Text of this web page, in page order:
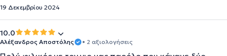
19 Δεκεμβρίου 2024
10.0
Αλέξανδρος Αποστόλης • 2 αξιολογήσεις